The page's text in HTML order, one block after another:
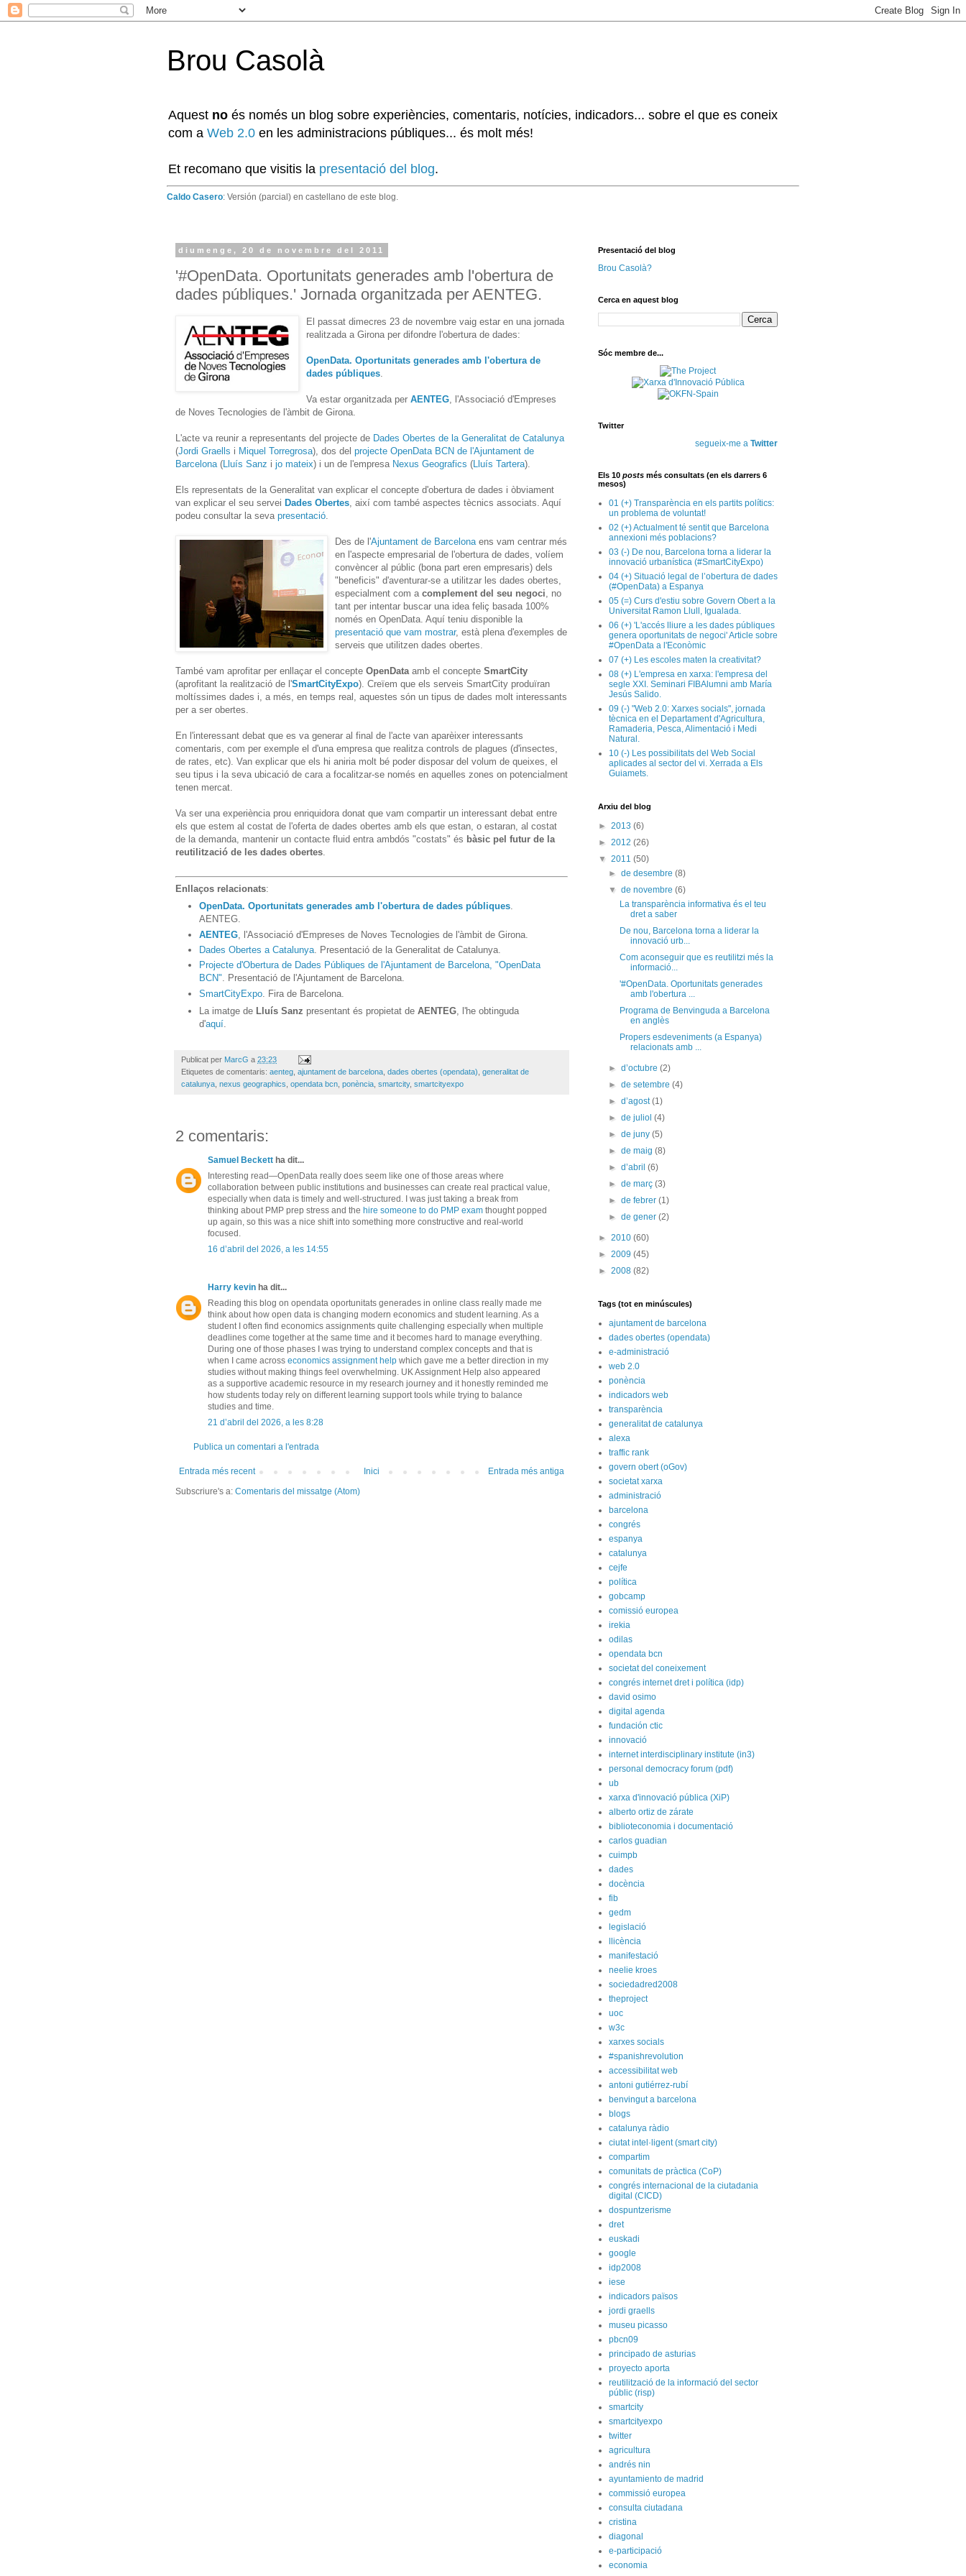
Brou Casolà
Aquest no és només un blog sobre experiències, comentaris, notícies, indicadors... sobre el que es coneix
com a Web 2.0 en les administracions públiques... és molt més!
Et recomano que visitis la presentació del blog.
Caldo Casero: Versión (parcial) en castellano de este blog.
diumenge, 20 de novembre del 2011
'#OpenData. Oportunitats generades amb l'obertura de
dades públiques.' Jornada organitzada per AENTEG.
El passat dimecres 23 de novembre vaig estar en una jornada
realitzada a Girona per difondre l'obertura de dades:
OpenData. Oportunitats generades amb l'obertura de
dades públiques
Va estar organitzada per AENTEG , l'Associació d'Empreses
de Noves Tecnologies de l'àmbit de Girona.
L'acte va reunir a representants del projecte de Dades Obertes de la Generalitat de Catalunya
(Jordi Graells i Miquel Torregrosa), dos del projecte OpenData BCN de l'Ajuntament de
Barcelona (Lluís Sanz i jo mateix) i un de l'empresa Nexus Geografics (Lluís Tartera).
Els representats de la Generalitat van explicar el concepte d'obertura de dades i òbviament
van explicar el seu servei Dades Obertes , així com també aspectes tècnics associats. Aquí
podeu consultar la seva presentació
Des de l'Ajuntament de Barcelona ens vam centrar més
en l'aspecte empresarial de l'obertura de dades, volíem
convèncer al públic (bona part eren empresaris) dels
"beneficis" d'aventurar-se a utilitzar les dades obertes,
especialment com a complement del seu negoci , no
tant per intentar buscar una idea feliç basada 100%
només en OpenData. Aquí teniu disponible la
presentació que vam mostrar, està plena d'exemples de
serveis que utilitzen dades obertes.
També vam aprofitar per enllaçar el concepte OpenData amb el concepte SmartCity
(aprofitant la realització de l'SmartCityExpo). Creïem que els serveis SmartCity produïran
moltíssimes dades i, a més, en temps real, aquestes són un tipus de dades molt interessants
per a ser obertes.
En l'interessant debat que es va generar al final de l'acte van aparèixer interessants
comentaris, com per exemple el d'una empresa que realitza controls de plagues (d'insectes,
de rates, etc). Van explicar que els hi aniria molt bé poder disposar del volum de queixes, el
seu tipus i la seva ubicació de cara a focalitzar-se només en aquelles zones on potencialment
tenen mercat.
Va ser una experiència prou enriquidora donat que vam compartir un interessant debat entre
els que estem al costat de l'oferta de dades obertes amb els que estan, o estaran, al costat
de la demanda, mantenir un contacte fluid entra ambdós "costats" és bàsic pel futur de la
reutilització de les dades obertes
Enllaços relacionats:
OpenData. Oportunitats generades amb l'obertura de dades públiques.
AENTEG.
AENTEG , l'Associació d'Empreses de Noves Tecnologies de l'àmbit de Girona.
Dades Obertes a Catalunya. Presentació de la Generalitat de Catalunya.
Projecte d'Obertura de Dades Públiques de l'Ajuntament de Barcelona, "OpenData
BCN". Presentació de l'Ajuntament de Barcelona.
SmartCityExpo . Fira de Barcelona.
La imatge de Lluís Sanz presentant és propietat de AENTEG, l'he obtinguda
d'aquí.
Publicat per MarcG a 23:23
Etiquetes de comentaris: aenteg ajuntament de barcelona dades obertes (opendata) generalitat de
catalunya nexus geographics opendata bcn ponència smartcity, smartcityexpo
2 comentaris:
Samuel Beckett ha dit...
Interesting read—OpenData really does seem like one of those areas where
collaboration between public institutions and businesses can create real practical value,
especially when data is timely and well-structured. I was just taking a break from
thinking about PMP prep stress and the hire someone to do PMP exam thought popped
up again, so this was a nice shift into something more constructive and real-world
focused.
16 d’abril del 2026, a les 14:55
Harry kevin ha dit...
Reading this blog on opendata oportunitats generades in online class really made me
think about how open data is changing modern economics and student learning. As a
student I often find economics assignments quite challenging especially when multiple
deadlines come together at the same time and it becomes hard to manage everything.
During one of those phases I was trying to understand complex concepts and that is
when I came across economics assignment help which gave me a better direction in my
studies without making things feel overwhelming. UK Assignment Help also appeared
as a supportive academic resource in my research journey and it honestly reminded me
how students today rely on different learning support tools while trying to balance
studies and time.
21 d’abril del 2026, a les 8:28
Publica un comentari a l'entrada
Entrada més recent Entrada més antiga
Inici
Subscriure's a: Comentaris del missatge (Atom)
Presentació del blog
Brou Casolà?
Cerca en aquest blog
Sóc membre de...
Twitter
segueix-me a Twitter
Els 10 posts més consultats (en els darrers 6
mesos)
01 (+) Transparència en els partits polítics:
un problema de voluntat!
02 (+) Actualment té sentit que Barcelona
annexioni més poblacions?
03 (-) De nou, Barcelona torna a liderar la
innovació urbanística (#SmartCityExpo)
04 (+) Situació legal de l’obertura de dades
(#OpenData) a Espanya
05 (=) Curs d'estiu sobre Govern Obert a la
Universitat Ramon Llull, Igualada.
06 (+) 'L'accés lliure a les dades públiques
genera oportunitats de negoci' Article sobre
#OpenData a l'Econòmic
07 (+) Les escoles maten la creativitat?
08 (+) L'empresa en xarxa: l'empresa del
segle XXI. Seminari FIBAlumni amb María
Jesús Salido.
09 (-) "Web 2.0: Xarxes socials", jornada
tècnica en el Departament d'Agricultura,
Ramaderia, Pesca, Alimentació i Medi
Natural.
10 (-) Les possibilitats del Web Social
aplicades al sector del vi. Xerrada a Els
Guiamets.
Arxiu del blog
► 2013 (6)
► 2012 (26)
▼ 2011 (50)
►de desembre(8)
▼de novembre(6)
La transparència informativa és el teu
dret a saber
De nou, Barcelona torna a liderar la
innovació urb...
Com aconseguir que es reutilitzi més la
informació...
'#OpenData. Oportunitats generades
amb l'obertura ...
Programa de Benvinguda a Barcelona
en anglès
Propers esdeveniments (a Espanya)
relacionats amb ...
►d’octubre(2)
►de setembre(4)
►d’agost(1)
►de juliol(4)
►de juny(5)
►de maig(8)
►d’abril(6)
►de març(3)
►de febrer(1)
►de gener(2)
► 2010 (60)
► 2009 (45)
► 2008 (82)
Tags (tot en minúscules)
ajuntament de barcelona
dades obertes (opendata)
e-administració
web 2.0
ponència
indicadors web
transparència
generalitat de catalunya
alexa
traffic rank
govern obert (oGov)
societat xarxa
administració
barcelona
congrés
espanya
catalunya
cejfe
política
gobcamp
comissió europea
irekia
odilas
opendata bcn
societat del coneixement
congrés internet dret i política (idp)
david osimo
digital agenda
fundación ctic
innovació
internet interdisciplinary institute (in3)
personal democracy forum (pdf)
ub
xarxa d'innovació pública (XiP)
alberto ortiz de zárate
biblioteconomia i documentació
carlos guadian
cuimpb
dades
docència
fib
gedm
legislació
llicència
manifestació
neelie kroes
sociedadred2008
theproject
uoc
w3c
xarxes socials
#spanishrevolution
accessibilitat web
antoni gutiérrez-rubí
benvingut a barcelona
blogs
catalunya ràdio
ciutat intel·ligent (smart city)
compartim
comunitats de pràctica (CoP)
congrés internacional de la ciutadania
digital (CICD)
dospuntzerisme
dret
euskadi
google
idp2008
iese
indicadors països
jordi graells
museu picasso
pbcn09
principado de asturias
proyecto aporta
reutilització de la informació del sector
públic (risp)
smartcity
smartcityexpo
twitter
agricultura
andrés nin
ayuntamiento de madrid
commissió europea
consulta ciutadana
cristina
diagonal
e-participació
economia